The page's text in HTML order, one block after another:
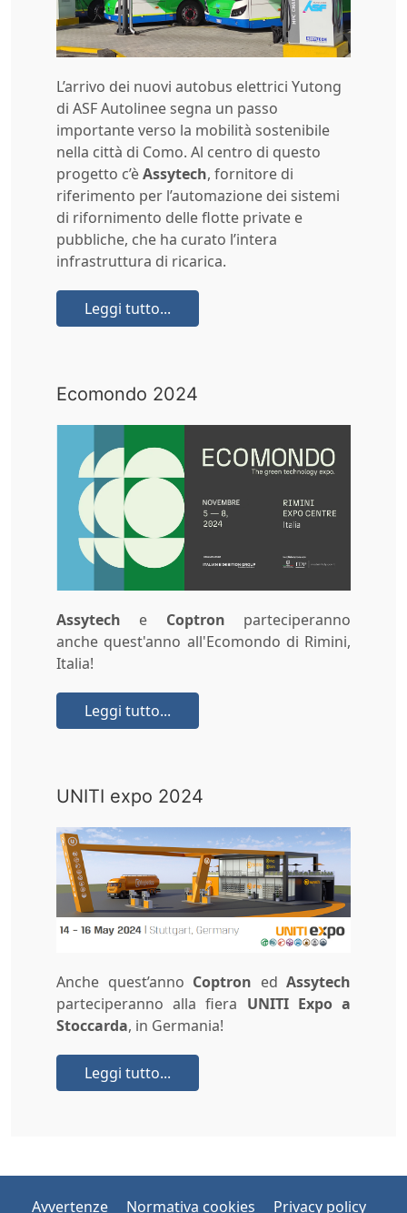
L’arrivo dei nuovi autobus elettrici Yutong
di ASF Autolinee segna un passo
importante verso la mobilità sostenibile
nella città di Como. Al centro di questo
progetto c’èAssytech, fornitore di
riferimento per l’automazione dei sistemi
di rifornimento delle flotte private e
pubbliche, che ha curato l’intera
infrastruttura di ricarica.
Leggi tutto...
Ecomondo 2024
Assytech e Coptron parteciperanno
anche quest'anno all'Ecomondo di Rimini,
Italia!
Leggi tutto...
UNITI expo 2024
Anche quest’anno Coptron ed Assytech
parteciperanno alla fiera UNITI Expo a
Stoccarda, in Germania!
Leggi tutto...
Avvertenze Normativa cookies Privacy policy